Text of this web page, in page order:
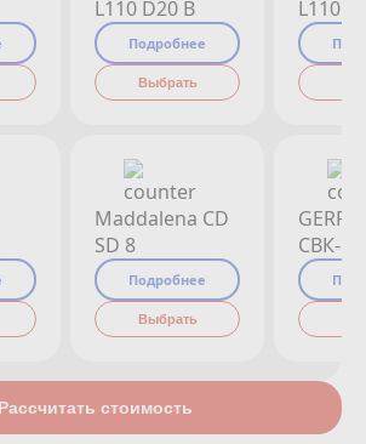
L110 D20 B
Подробнее
Выбрать
Maddalena CD
SD 8
Подробнее
Выбрать
L110
СВК-
Рассчитать стоимость